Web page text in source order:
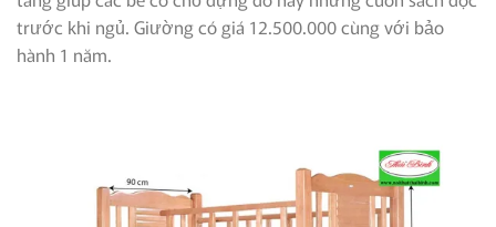
trước khi ngủ. Giường có giá 12.500.000 cùng với bảo
hành 1 năm.